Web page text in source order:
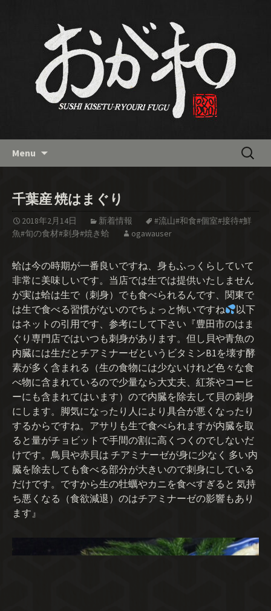
南流山の和食「おが和」の最新
情報バックナンバー
Menu
検
索:
千葉産 焼はまぐり
2018年2月14日 新着情報
#流山#和食#個室#接待#鮮
魚#旬の食材#刺身#焼き蛤
ogawauser
蛤は今の時期が一番良いですね、身もふっくらしていて
非常に美味しいです。当店では生では提供いたしません
が実は蛤は生で（刺身）でも食べられるんです、関東で
は生で食べる習慣がないのでちょっと怖いですね
以下
はネットの引用です、参考にして下さい『豊田市のはま
ぐり専門店ではいつも刺身があります。但し貝や青魚の
内臓には生だとチアミナーゼというビタミンB1を壊す酵
素が多く含まれる（生の食物には少ないけれど色々な食
べ物に含まれているので少量なら大丈夫、紅茶やコーヒ
ーにも含まれてはいます）ので内臓を除去して貝の刺身
にします。脚気になったり人により具合が悪くなったり
するからですね。アサリも生で食べられますが内臓を取
ると量がチョビットで手間の割に高くつくのでしないだ
けです。鳥貝や赤貝は チアミナーゼが身に少なく 多い内
臓を除去しても食べる部分が大きいので刺身にしている
だけです。ですから生の牡蠣やカニを食べすぎると 気持
ち悪くなる（食欲減退）のはチアミナーゼの影響もあり
ます』